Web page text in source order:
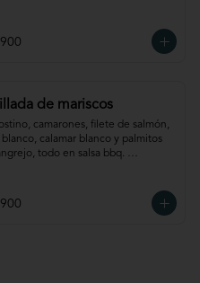
de mariscos
camarones, filete de salmón,
calamar blanco y palmitos
todo en salsa bbq.